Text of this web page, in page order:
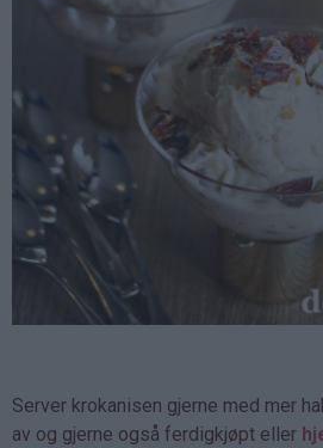
Server krokanisen gjerne med mer
av og gjerne også ferdigkjøpt eller